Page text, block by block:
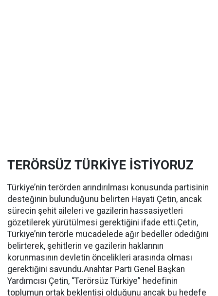
TERÖRSÜZ TÜRKİYE İSTİYORUZ
Türkiye’nin terörden arındırılması konusunda partisinin
desteğinin bulunduğunu belirten Hayati Çetin, ancak
sürecin şehit aileleri ve gazilerin hassasiyetleri
gözetilerek yürütülmesi gerektiğini ifade etti.Çetin,
Türkiye’nin terörle mücadelede ağır bedeller ödediğini
belirterek, şehitlerin ve gazilerin haklarının
korunmasının devletin öncelikleri arasında olması
gerektiğini savundu.Anahtar Parti Genel Başkan
Yardımcısı Çetin, “Terörsüz Türkiye” hedefinin
toplumun ortak beklentisi olduğunu ancak bu hedefe